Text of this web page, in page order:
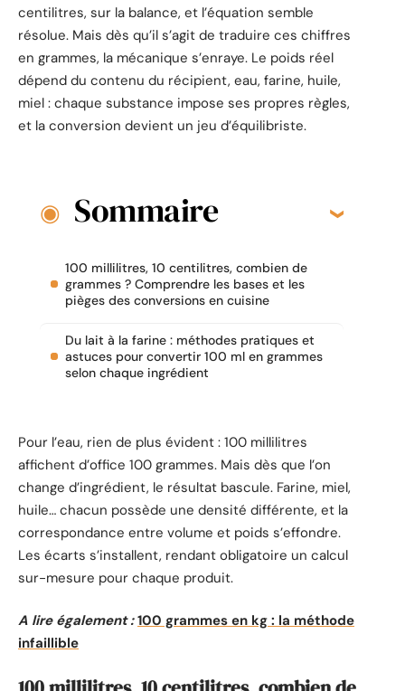
centilitres, sur la balance, et l’équation semble
résolue. Mais dès qu’il s’agit de traduire ces chiffres
en grammes, la mécanique s’enraye. Le poids réel
dépend du contenu du récipient, eau, farine, huile,
miel : chaque substance impose ses propres règles,
et la conversion devient un jeu d’équilibriste.
Sommaire
100 millilitres, 10 centilitres, combien de
grammes ? Comprendre les bases et les
pièges des conversions en cuisine
Du lait à la farine : méthodes pratiques et
astuces pour convertir 100 ml en grammes
selon chaque ingrédient
Pour l’eau, rien de plus évident : 100 millilitres
affichent d’office 100 grammes. Mais dès que l’on
change d’ingrédient, le résultat bascule. Farine, miel,
huile… chacun possède une densité différente, et la
correspondance entre volume et poids s’effondre.
Les écarts s’installent, rendant obligatoire un calcul
sur-mesure pour chaque produit.
A lire également : 100 grammes en kg : la méthode
infaillible